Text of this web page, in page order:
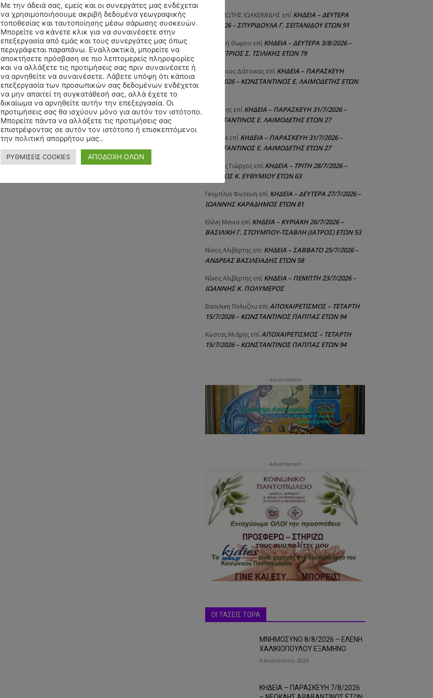
ΠΑΝΑΓΙΩΤΗΣ IΩΑΚΕΙΜΙΔΗΣ επί ΚΗΔΕΙΑ – ΔΕΥΤΕΡΑ
3/8/2026 – ΣΠΥΡΙΔΟΥΛΑ Γ. ΣΕΪΤΑΝΙΔΟΥ ΕΤΩΝ 91
Αγγελική Θωμου επί ΚΗΔΕΙΑ – ΔΕΥΤΕΡΑ 3/8/2026 –
ΔΗΜΗΤΡΙΟΣ Σ. ΤΣΙΛΙΚΗΣ ΕΤΩΝ 79
Δημήτριος Δάτσικας επί ΚΗΔΕΙΑ – ΠΑΡΑΣΚΕΥΗ
31/7/2026 – ΚΩΝΣΤΑΝΤΙΝΟΣ Ε. ΛΑΙΜΟΔΕΤΗΣ ΕΤΩΝ
Λευτέρης επί ΚΗΔΕΙΑ – ΠΑΡΑΣΚΕΥΗ 31/7/2026 –
ΚΩΝΣΤΑΝΤΙΝΟΣ Ε. ΛΑΙΜΟΔΕΤΗΣ ΕΤΩΝ 27
Raniad4 επί ΚΗΔΕΙΑ – ΠΑΡΑΣΚΕΥΗ 31/7/2026 –
ΚΩΝΣΤΑΝΤΙΝΟΣ Ε. ΛΑΙΜΟΔΕΤΗΣ ΕΤΩΝ 27
Σιούτης Γιώργος επί ΚΗΔΕΙΑ – ΤΡΙΤΗ 28/7/2026 –
ΑΓΓΕΛΟΣ Κ. ΕΥΘΥΜΙΟΥ ΕΤΩΝ 63
Γκομπλια Φωτεινή επί ΚΗΔΕΙΑ – ΔΕΥΤΕΡΑ 27/7/2026 –
ΙΩΑΝΝΗΣ ΚΑΡΑΔΗΜΟΣ ΕΤΩΝ 81
Ελένη Μανια επί ΚΗΔΕΙΑ – ΚΥΡΙΑΚΗ 26/7/2026 –
ΒΑΣΙΛΙΚΗ Γ. ΣΤΟΥΜΠΟΥ-ΤΣΑΒΛΗ (ΙΑΤΡΟΣ) ΕΤΩΝ 53
Νίκος Αλιβερτης επί ΚΗΔΕΙΑ – ΣΑΒΒΑΤΟ 25/7/2026 –
ΑΝΔΡΕΑΣ ΒΑΣΙΛΕΙΑΔΗΣ ΕΤΩΝ 58
Νίκος Αλιβερτης επί ΚΗΔΕΙΑ – ΠΕΜΠΤΗ 23/7/2026 –
ΙΩΑΝΝΗΣ Κ. ΠΟΛΥΜΕΡΟΣ
Βασιλικη Πολυζου επίΑΠΟΧΑΙΡΕΤΙΣΜΟΣ – ΤΕΤΑΡΤΗ
15/7/2026 – ΚΩΝΣΤΑΝΤΙΝΟΣ ΠΑΠΠΑΣ ΕΤΩΝ 94
Κώστας Μιάμης επίΑΠΟΧΑΙΡΕΤΙΣΜΟΣ – ΤΕΤΑΡΤΗ
15/7/2026 – ΚΩΝΣΤΑΝΤΙΝΟΣ ΠΑΠΠΑΣ ΕΤΩΝ 94
- Advertisment -
- Advertisment -
ΟΙ ΤΑΣΕΙΣ ΤΩΡΑ
ΜΝΗΜΟΣΥΝΟ 8/8/2026 – ΕΛΕΝΗ
ΧΑΛΙΚΙΟΠΟΥΛΟΥ ΕΞΑΜΗΝΟ
6 Αυγούστου, 2026
ΚΗΔΕΙΑ – ΠΑΡΑΣΚΕΥΗ 7/8/2026
Με την άδειά σας, εμείς και οι συνεργάτες μας ενδέχεται
να χρησιμοποιήσουμε ακριβή δεδομένα γεωγραφικής
τοποθεσίας και ταυτοποίησης μέσω σάρωσης συσκευών.
Μπορείτε να κάνετε κλικ για να συναινέσετε στην
επεξεργασία από εμάς και τους συνεργάτες μας όπως
περιγράφεται παραπάνω. Εναλλακτικά, μπορείτε να
αποκτήσετε πρόσβαση σε πιο λεπτομερείς πληροφορίες
και να αλλάξετε τις προτιμήσεις σας πριν συναινέσετε ή
να αρνηθείτε να συναινέσετε. Λάβετε υπόψη ότι κάποια
επεξεργασία των προσωπικών σας δεδομένων ενδέχεται
να μην απαιτεί τη συγκατάθεσή σας, αλλά έχετε το
δικαίωμα να αρνηθείτε αυτήν την επεξεργασία. Οι
προτιμήσεις σας θα ισχύουν μόνο για αυτόν τον ιστότοπο.
Μπορείτε πάντα να αλλάξετε τις προτιμήσεις σας
επιστρέφοντας σε αυτόν τον ιστότοπο ή επισκεπτόμενοι
την πολιτική απορρήτου μας..
ΡΥΘΜΙΣΕΙΣ COOKIES ΑΠΟΔΟΧΗ ΟΛΩΝ